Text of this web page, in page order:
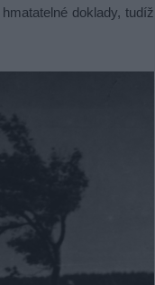
doklady, tudíž